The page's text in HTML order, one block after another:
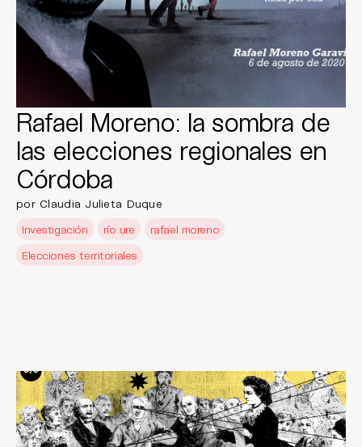
Rafael Moreno: la sombra de
las elecciones regionales en
Córdoba
por Claudia Julieta Duque
Investigación
río ure
rafael moreno
Elecciones territoriales